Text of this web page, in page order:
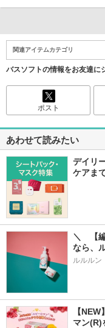
関連アイテムカテゴリ
バスソフトの情報をお友達に
ポスト
あわせて読みたい
デイリ
ケアま
＼　【
なら、
ルルルン
【
マン(R)